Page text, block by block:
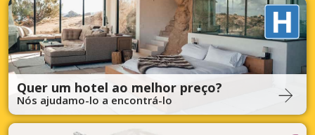
Quer um hotel ao melhor preço?
Nós ajudamo-lo a encontrá-lo